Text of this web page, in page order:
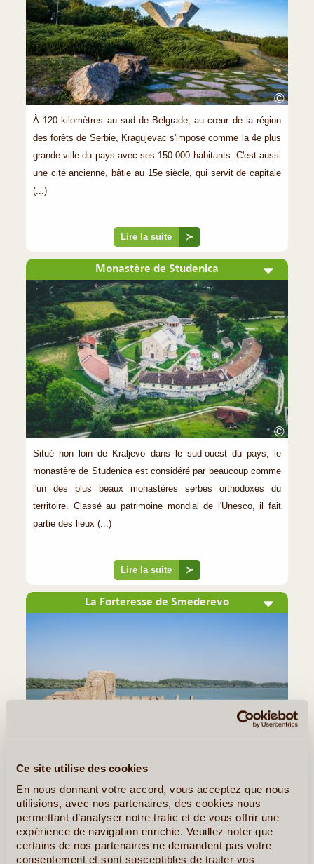
Ce site utilise des cookies
En nous donnant votre accord, vous acceptez que nous
utilisions, avec nos partenaires, des cookies nous
permettant d’analyser notre trafic et de vous offrir une
expérience de navigation enrichie. Veuillez noter que
certains de nos partenaires ne demandent pas votre
consentement et sont susceptibles de traiter vos
©
À 120 kilomètres au sud de Belgrade, au cœur de la région
des forêts de Serbie, Kragujevac s'impose comme la 4e plus
grande ville du pays avec ses 150 000 habitants. C'est aussi
une cité ancienne, bâtie au 15e siècle, qui servit de capitale
(...)
Lire la suite ≻
Monastère de Studenica
©
Situé non loin de Kraljevo dans le sud-ouest du pays, le
monastère de Studenica est considéré par beaucoup comme
l'un des plus beaux monastères serbes orthodoxes du
territoire. Classé au patrimoine mondial de l'Unesco, il fait
partie des lieux (...)
Lire la suite ≻
La Forteresse de Smederevo
Située à l'embouchure du Danube et de la rivière Jezava, la
forteresse de Smederevo fut, lors de sa construction au
Moyen-Âge, bâtie comme la capitale du pays afin de
remplacer Belgrade. Installé sur un vaste plateau, le
bâtiment occupe une (...)